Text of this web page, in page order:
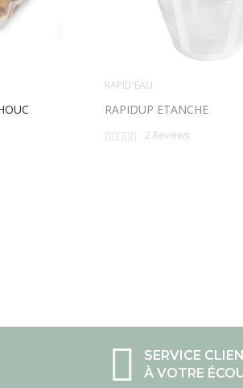
RAPID'EAU
RAPIDUP ETANCHE
Rating:
2 Reviews
SERVICE
À VOTRE